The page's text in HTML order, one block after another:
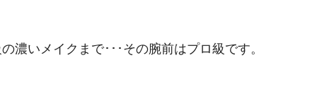
濃いメイクまで･･･その腕前はプロ級です。